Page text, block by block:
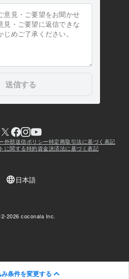
条件を変更する